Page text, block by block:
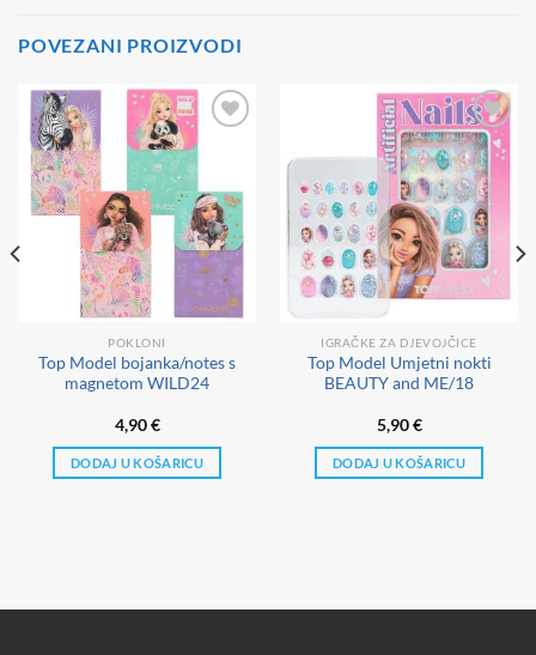
POVEZANI PROIZVODI
na
listu
želja
POKLONI
Top Model bojanka/notes s
magnetom WILD24
4,90€
DODAJ U KOŠARICU
Dodaj
na
listu
želja
IGRAČKE ZA DJEVOJČICE
Top Model Umjetni nokti
BEAUTY and ME/18
5,90€
DODAJ U KOŠARICU